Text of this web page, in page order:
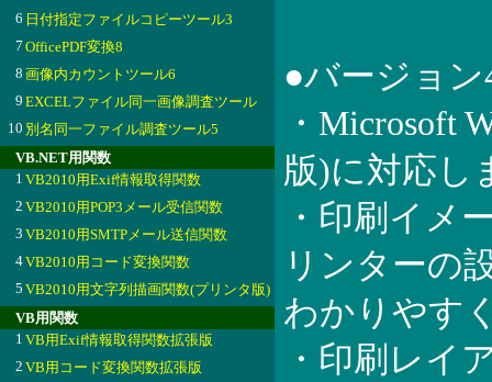
6 日付指定ファイルコピーツール3
7 OfficePDF変換8
8 画像内カウントツール6
9 EXCELファイル同一画像調査ツール
10 別名同一ファイル調査ツール5
VB.NET用関数
1 VB2010用Exif情報取得関数
2 VB2010用POP3メール受信関数
3 VB2010用SMTPメール送信関数
4VB2010用コード変換関数
5 VB2010用文字列描画関数(プリンタ版)
VB用関数
1 VB用Exif情報取得関数拡張版
2 VB用コード変換関数拡張版
●バージョ
・Microsoft
版)に対応し
・印刷イメ
リンターの
わかりやす
・印刷レイ